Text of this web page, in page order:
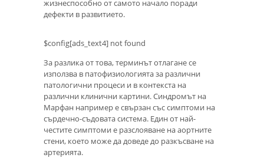
жизнеспособно от самото начало поради
дефекти в развитието.
$config[ads_text4] not found
За разлика от това, терминът отлагане се
използва в патофизиологията за различни
патологични процеси и в контекста на
различни клинични картини. Синдромът на
Марфан например е свързан със симптоми на
сърдечно-съдовата система. Един от най-
честите симптоми е разслояване на аортните
стени, което може да доведе до разкъсване на
артерията.